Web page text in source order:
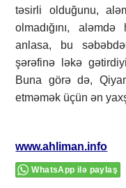
təsirli olduğunu,
olmadığını,
anlasa, bu
şərəfinə ləkə
Buna görə də,
etməmək üçün ən
www.ahliman.info
WhatsApp ilə paylaş